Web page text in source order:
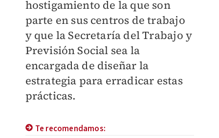
hostigamiento de la que son
parte en sus centros de trabajo
y que la Secretaría del Trabajo y
Previsión Social sea la
encargada de diseñar la
estrategia para erradicar estas
prácticas.
Te recomendamos: